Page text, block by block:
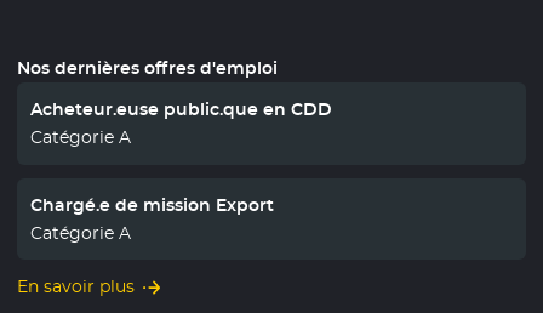
Nos dernières offres d'emploi
Acheteur.euse public.que en CDD
Catégorie A
Chargé.e de mission Export
Catégorie A
En savoir plus